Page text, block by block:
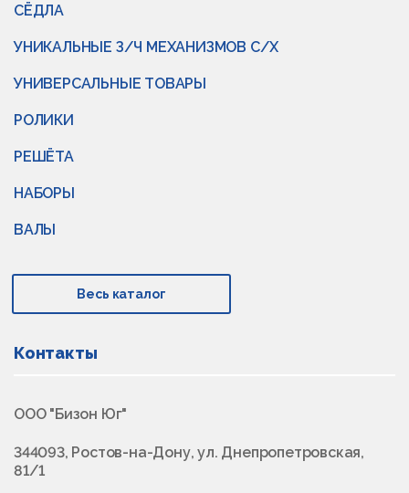
СЁДЛА
УНИКАЛЬНЫЕ З/Ч МЕХАНИЗМОВ С/Х
УНИВЕРСАЛЬНЫЕ ТОВАРЫ
РОЛИКИ
РЕШЁТА
НАБОРЫ
ВАЛЫ
Весь каталог
Контакты
ООО "Бизон Юг"
344093, Ростов-на-Дону, ул. Днепропетровская,
81/1